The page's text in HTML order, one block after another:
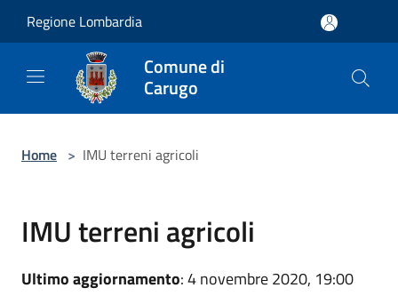
Regione Lombardia
Comune di
Carugo
Home > IMU terreni agricoli
IMU terreni agricoli
Ultimo aggiornamento: 4 novembre 2020, 19:00